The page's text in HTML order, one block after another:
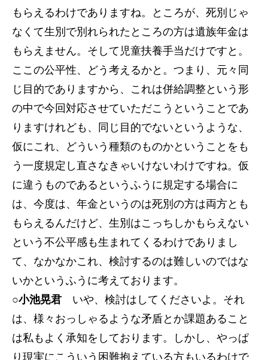
もらえるわけでありますね。ところが、死別じゃ
なくて生別で別れられたところの方は遺族年金は
もらえません。そして児童扶養手当だけですと。
ここの公平性、どう考えるかと。つまり、元々同
じ目的でありますから、これは併給調整という形
の中で今回対応させていただこうということであ
りますけれども、同じ目的でないというような、
仮にこれ、どういう種類のものかということをも
う一度規定し直さなきゃいけないわけですね。仮
に違うものであるというふうに規定する場合に
は、今度は、年金というのは死別の方は両方とも
もらえるんだけど、生別はこっちしかもらえない
という不公平感も生まれてくるわけでありまし
て、なかなかこれ、検討するのは難しいのではな
いかというふうに考えております。
○小池晃君 いや、検討はしてくださいよ。それ
は、様々おっしゃるような矛盾とか課題あること
は私もよく承知をしております。しかし、やっぱ
り現実にこういう困難抱えている方もいるわけで